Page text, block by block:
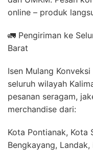
online – produk
🚛 Pengiriman ke
Barat
Isen Mulang
seluruh wilayah
pesanan seragam,
merchandise dari:
Kota Pontianak, Kota
Bengkayang, Landak,